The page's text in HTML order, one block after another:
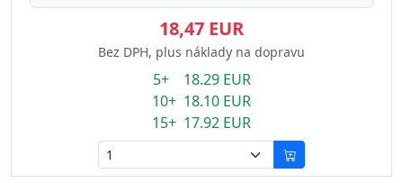
18,47 EUR
Bez DPH, plus náklady na dopravu
5+ 18.29 EUR
10+ 18.10 EUR
15+ 17.92 EUR